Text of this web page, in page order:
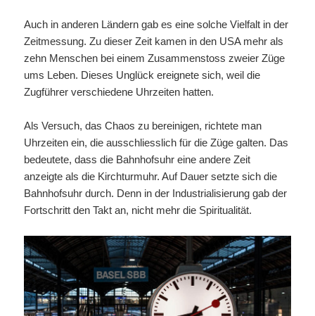
Auch in anderen Ländern gab es eine solche Vielfalt in der
Zeitmessung. Zu dieser Zeit kamen in den USA mehr als
zehn Menschen bei einem Zusammenstoss zweier Züge
ums Leben. Dieses Unglück ereignete sich, weil die
Zugführer verschiedene Uhrzeiten hatten.
Als Versuch, das Chaos zu bereinigen, richtete man
Uhrzeiten ein, die ausschliesslich für die Züge galten. Das
bedeutete, dass die Bahnhofsuhr eine andere Zeit
anzeigte als die Kirchturmuhr. Auf Dauer setzte sich die
Bahnhofsuhr durch. Denn in der Industrialisierung gab der
Fortschritt den Takt an, nicht mehr die Spiritualität.